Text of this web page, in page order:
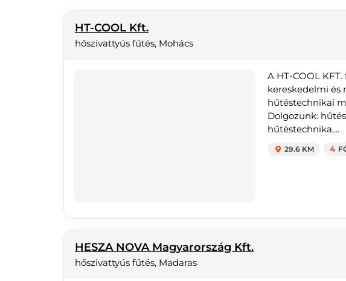
HT-COOL Kft.
hőszivattyús fűtés, Mohács
A HT-COOL
kereskedelmi és
hűtéstechnikai
Dolgozunk:
hűtéstechnika,...
29.6 KM 4
HESZA NOVA Magyarország Kft.
hőszivattyús fűtés, Madaras